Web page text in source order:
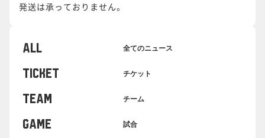
発送は承っておりません。
ALL 全てのニュース
TICKET チケット
TEAM チーム
GAME 試合